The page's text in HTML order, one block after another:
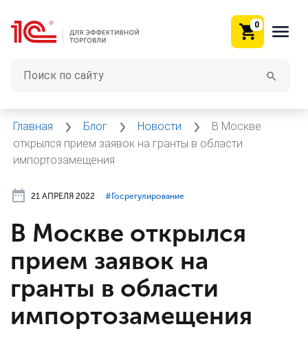
0
Главная Блог Новости
В Москве
открылся прием заявок на гранты в области
импортозамещения
21 АПРЕЛЯ 2022 #⁣Госрегулирование
В Москве открылся
прием заявок на
гранты в области
импортозамещения